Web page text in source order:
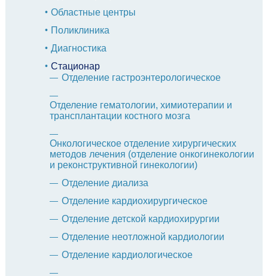
Областные центры
Поликлиника
Диагностика
Стационар
Отделение гастроэнтерологическое
Отделение гематологии, химиотерапии и
трансплантации костного мозга
Онкологическое отделение хирургических
методов лечения (отделение онкогинекологии
и реконструктивной гинекологии)
Отделение диализа
Отделение кардиохирургическое
Отделение детской кардиохирургии
Отделение неотложной кардиологии
Отделение кардиологическое